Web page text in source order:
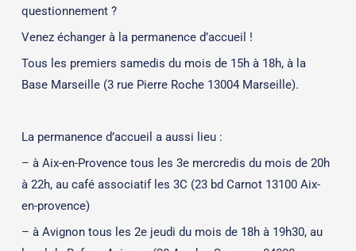
questionnement ?
Venez échanger à la permanence d’accueil !
Tous les premiers samedis du mois de 15h à 18h, à la
Base Marseille (3 rue Pierre Roche 13004 Marseille).
La permanence d’accueil a aussi lieu :
– à Aix-en-Provence tous les 3e mercredis du mois de 20h
à 22h, au café associatif les 3C (23 bd Carnot 13100 Aix-
en-provence)
– à Avignon tous les 2e jeudi du mois de 18h à 19h30, au